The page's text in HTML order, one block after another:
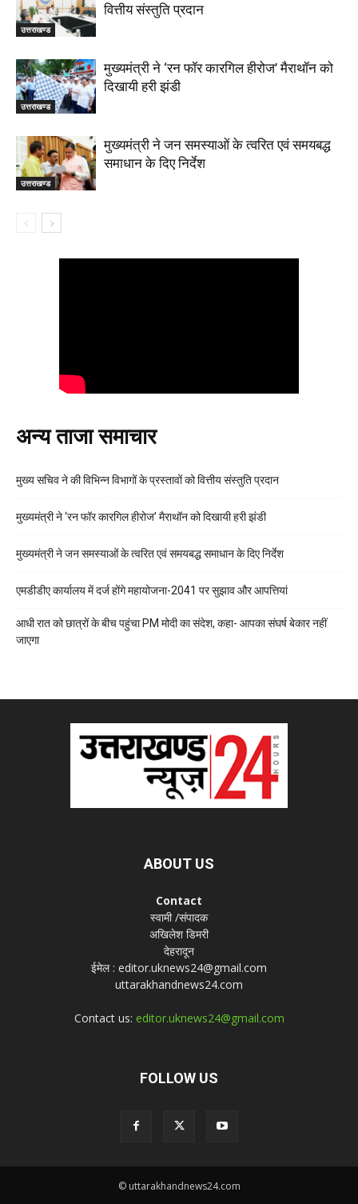
उत्तराखण्ड
वित्तीय संस्तुति प्रदान
उत्तराखण्ड
मुख्यमंत्री ने ‘रन फॉर कारगिल हीरोज’ मैराथॉन को
दिखायी हरी झंडी
उत्तराखण्ड
मुख्यमंत्री ने जन समस्याओं के त्वरित एवं समयबद्ध
समाधान के दिए निर्देश
अन्य ताजा समाचार
मुख्य सचिव ने की विभिन्न विभागों के प्रस्तावों को वित्तीय संस्तुति प्रदान
मुख्यमंत्री ने ‘रन फॉर कारगिल हीरोज’ मैराथॉन को दिखायी हरी झंडी
मुख्यमंत्री ने जन समस्याओं के त्वरित एवं समयबद्ध समाधान के दिए निर्देश
एमडीडीए कार्यालय में दर्ज होंगे महायोजना-2041 पर सुझाव और आपत्तियां
आधी रात को छात्रों के बीच पहुंचा PM मोदी का संदेश, कहा- आपका संघर्ष बेकार नहीं
जाएगा
ABOUT US
Contact
स्वामी /संपादक
अखिलेश डिमरी
देहरादून
ईमेल : editor.uknews24@gmail.com
uttarakhandnews24.com
Contact us: editor.uknews24@gmail.com
FOLLOW US
© uttarakhandnews24.com